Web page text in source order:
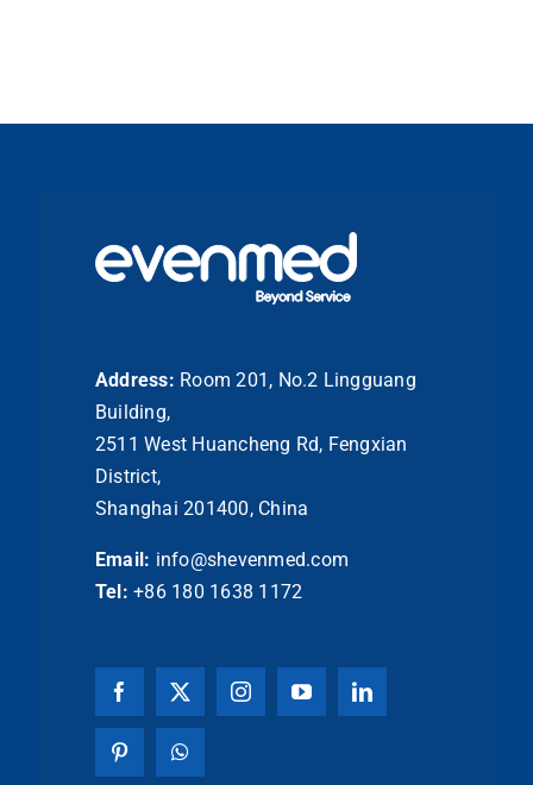
Address: Room 201, No.2 Lingguang
Building,
2511 West Huancheng Rd, Fengxian
District,
Shanghai 201400, China
Email: info@shevenmed.com
Tel: +86 180 1638 1172